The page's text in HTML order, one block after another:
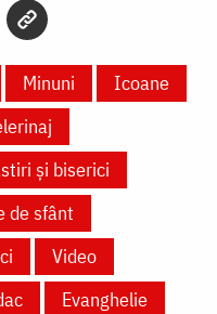
Minuni
Icoane
și biserici
de sfânt
Video
Evanghelie